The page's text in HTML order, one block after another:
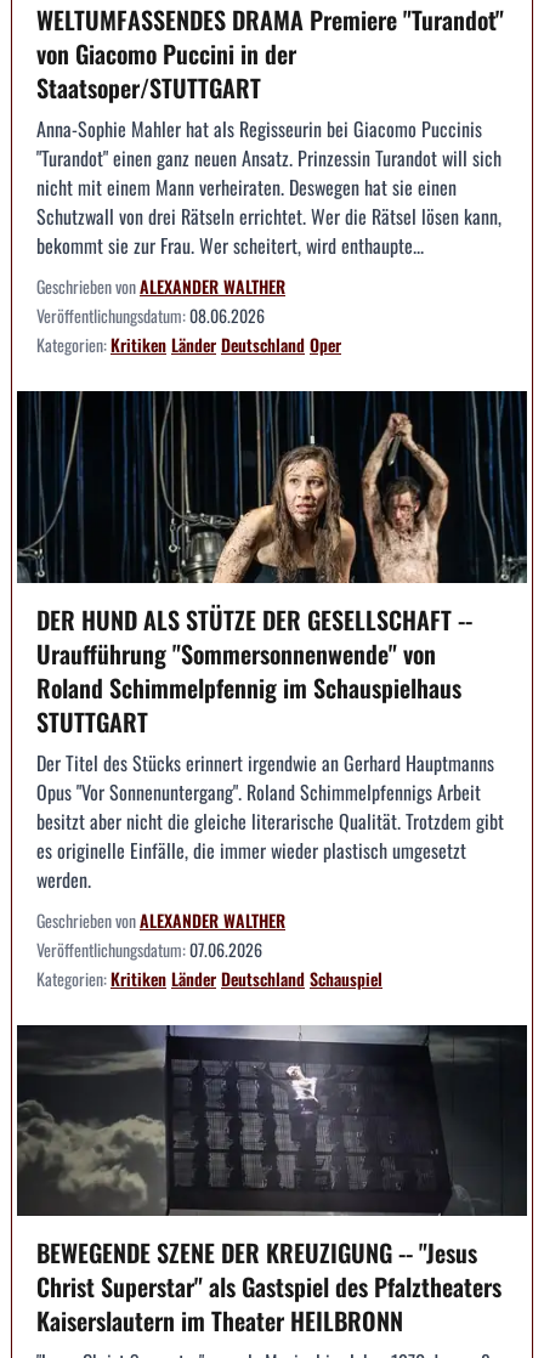
WELTUMFASSENDES DRAMA Premiere "Turandot"
von Giacomo Puccini in der
Staatsoper/STUTTGART
Anna-Sophie Mahler hat als Regisseurin bei Giacomo Puccinis
"Turandot" einen ganz neuen Ansatz. Prinzessin Turandot will sich
nicht mit einem Mann verheiraten. Deswegen hat sie einen
Schutzwall von drei Rätseln errichtet. Wer die Rätsel lösen kann,
bekommt sie zur Frau. Wer scheitert, wird enthaupte...
Geschrieben vonALEXANDER WALTHER
Veröffentlichungsdatum:08.06.2026
Kategorien:KritikenLänderDeutschlandOper
DER HUND ALS STÜTZE DER GESELLSCHAFT --
Uraufführung "Sommersonnenwende" von
Roland Schimmelpfennig im Schauspielhaus
STUTTGART
Der Titel des Stücks erinnert irgendwie an Gerhard Hauptmanns
Opus "Vor Sonnenuntergang". Roland Schimmelpfennigs Arbeit
besitzt aber nicht die gleiche literarische Qualität. Trotzdem gibt
es originelle Einfälle, die immer wieder plastisch umgesetzt
werden.
Geschrieben vonALEXANDER WALTHER
Veröffentlichungsdatum:07.06.2026
Kategorien:KritikenLänderDeutschlandSchauspiel
BEWEGENDE SZENE DER KREUZIGUNG -- "Jesus
Christ Superstar" als Gastspiel des Pfalztheaters
Kaiserslautern im Theater HEILBRONN